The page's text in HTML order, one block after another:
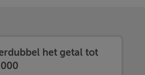
het getal tot